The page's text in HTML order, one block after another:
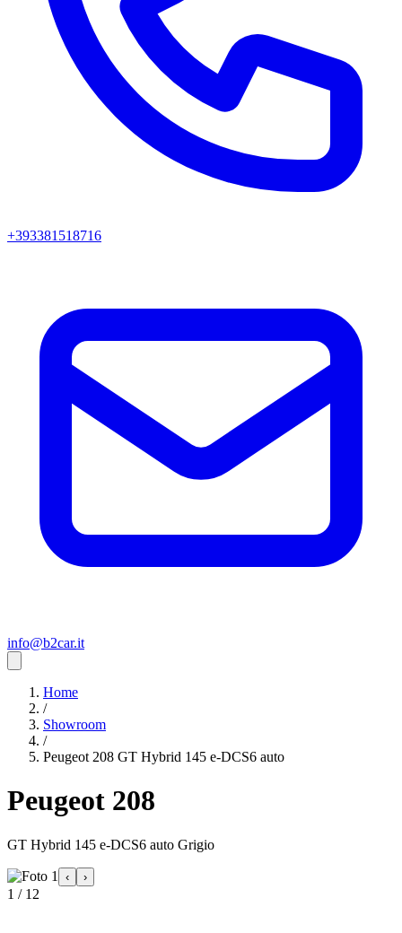
+393381518716
info@b2car.it
Home
/
Showroom
/
Peugeot 208 GT Hybrid 145 e-DCS6 auto
Peugeot 208
GT Hybrid 145 e-DCS6 auto Grigio
‹ ›
1 / 12